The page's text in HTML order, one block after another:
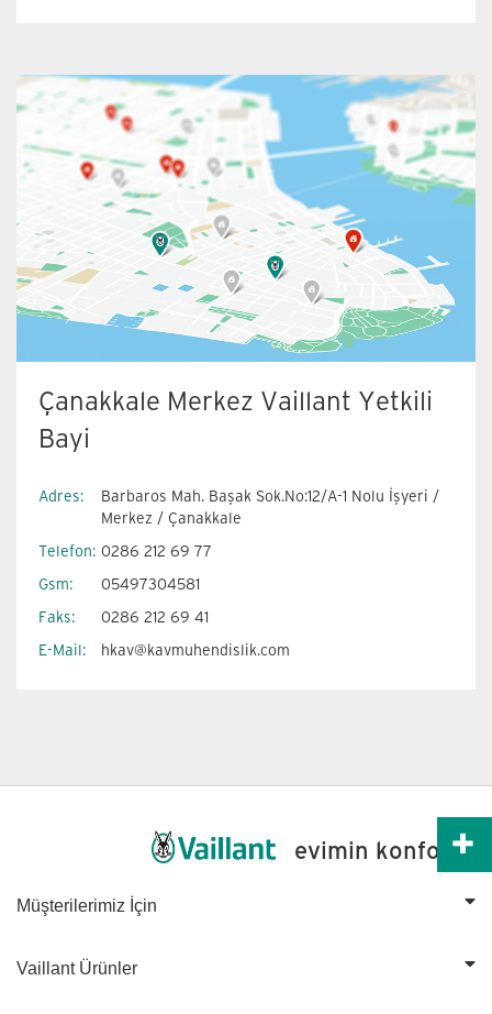
Ücretsiz Keşif
Çanakkale Merkez Vaillant Yetkili
Bayi
Adres:
Barbaros Mah. Başak Sok.No:12/A-1 Nolu İşyeri /
Merkez / Çanakkale
Telefon: 0286 212 69 77
Gsm: 05497304581
Faks: 0286 212 69 41
E-Mail: hkav@kavmuhendislik.com
evimin konforu
Müşterilerimiz İçin
Vaillant Ürünler